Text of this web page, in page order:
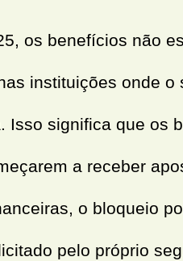
os benefícios não
instituições onde o
Isso significa que os
a receber
o bloqueio
pelo próprio